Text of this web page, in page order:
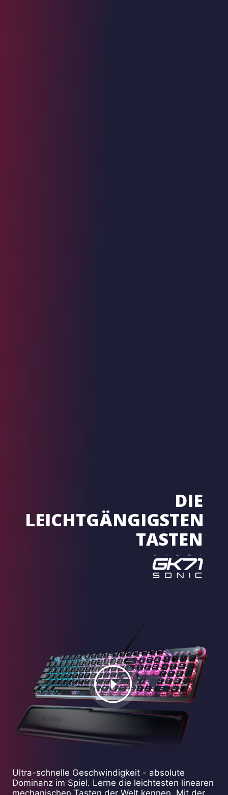
DIE
LEICHTGÄNGIGSTEN
TASTEN
Ultra-schnelle Geschwindigkeit - absolute
Dominanz im Spiel. Lerne die leichtesten linearen
mechanischen Tasten der Welt kennen. Mit der